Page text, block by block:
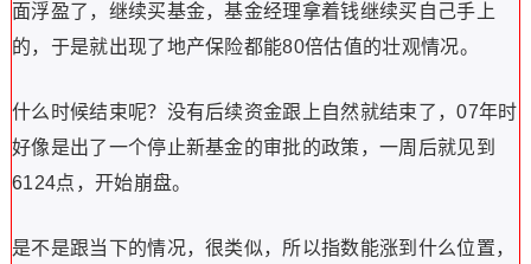
面浮盈了，继续买基金，基金经理拿着钱继续买自己手上
的，于是就出现了地产保险都能80倍估值的壮观情况。
什么时候结束呢？没有后续资金跟上自然就结束了，07年时
好像是出了一个停止新基金的审批的政策，一周后就见到
6124点，开始崩盘。
是不是跟当下的情况，很类似，所以指数能涨到什么位置，